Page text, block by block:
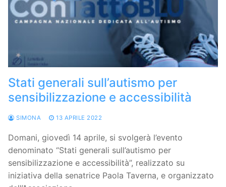
Stati generali sull’autismo per
sensibilizzazione e accessibilità
SIMONA 13 APRILE 2022
Domani, giovedì 14 aprile, si svolgerà l’evento
denominato “Stati generali sull’autismo per
sensibilizzazione e accessibilità”, realizzato su
iniziativa della senatrice Paola Taverna, e organizzato